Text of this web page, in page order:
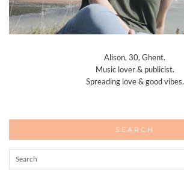
Alison, 30, Ghent.
Music lover & publicist.
Spreading love & good vibes.
SEARCH